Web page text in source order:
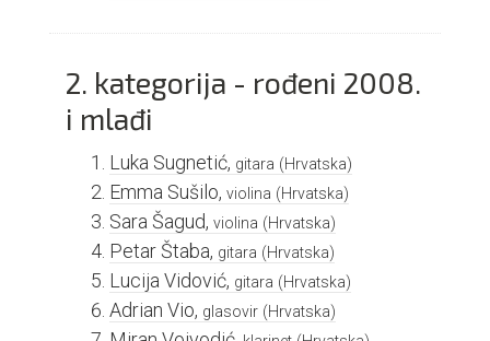
2. kategorija - rođeni 2008.
i mlađi
Luka Sugnetić, gitara (Hrvatska)
Emma Sušilo, violina (Hrvatska)
Sara Šagud, violina (Hrvatska)
Petar Štaba, gitara (Hrvatska)
Lucija Vidović, gitara (Hrvatska)
Adrian Vio, glasovir (Hrvatska)